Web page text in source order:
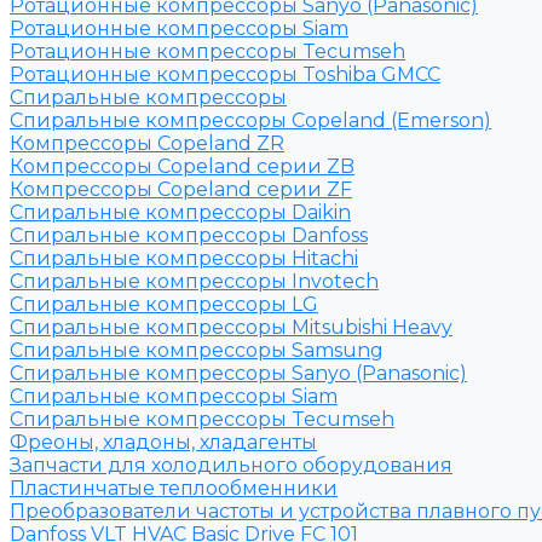
Ротационные компрессоры Sanyo (Panasonic)
Ротационные компрессоры Siam
Ротационные компрессоры Tecumseh
Ротационные компрессоры Toshiba GMCC
Спиральные компрессоры
Спиральные компрессоры Copeland (Emerson)
Компрессоры Copeland ZR
Компрессоры Copeland серии ZB
Компрессоры Copeland серии ZF
Спиральные компрессоры Daikin
Спиральные компрессоры Danfoss
Спиральные компрессоры Hitachi
Спиральные компрессоры Invotech
Спиральные компрессоры LG
Спиральные компрессоры Mitsubishi Heavy
Спиральные компрессоры Samsung
Спиральные компрессоры Sanyo (Panasonic)
Спиральные компрессоры Siam
Спиральные компрессоры Tecumseh
Фреоны, хладоны, хладагенты
Запчасти для холодильного оборудования
Пластинчатые теплообменники
Преобразователи частоты и устройства плавного
Danfoss VLT HVAC Basic Drive FC 101